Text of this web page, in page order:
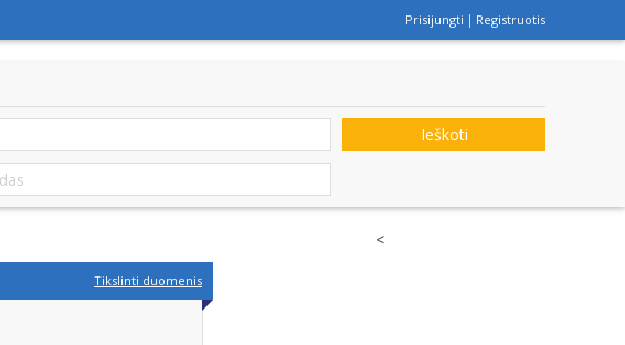
Prisijungti Registruotis
Ieškoti
Tikslinti duomenis
<